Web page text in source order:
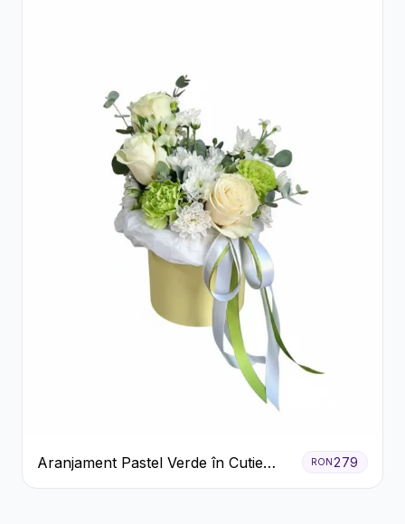
Aranjament Pastel Verde în Cutie
Galben Pal
RON 279